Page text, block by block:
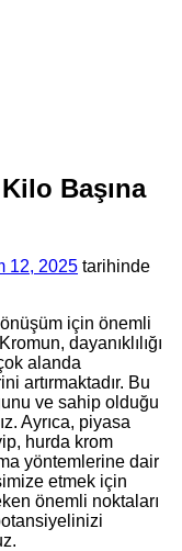
Başına
12, 2025 tarihinde
için önemli
dayanıklılığı
alanda
artırmaktadır. Bu
ve sahip olduğu
Ayrıca, piyasa
hurda krom
yöntemlerine dair
etmek için
önemli noktaları